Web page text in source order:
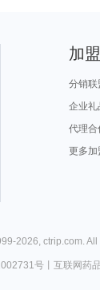
加
分销联
企业礼
代理合
更多加
2026 ctrip.com .
号丨 互联网药